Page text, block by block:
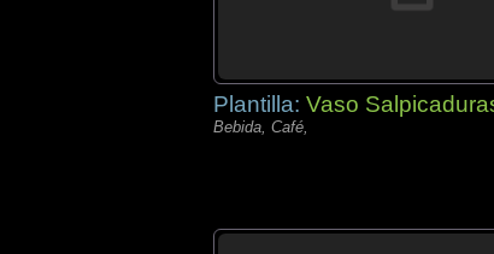
Plantilla: Vaso
Bebida, Café,